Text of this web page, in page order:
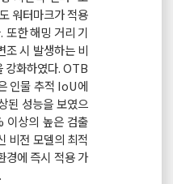
워터마크가 적용
또한 해밍 거리 기
조 시 발생하는 비
강화하였다. OTB
인물 추적 IoU에
된 성능을 보였으
이상의 높은 검출
비전 모델의 최적
경에 즉시 적용 가